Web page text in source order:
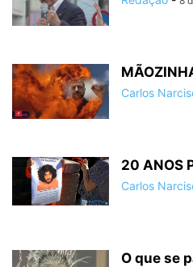
Carlos
20 ANOS
Carlos
O que se